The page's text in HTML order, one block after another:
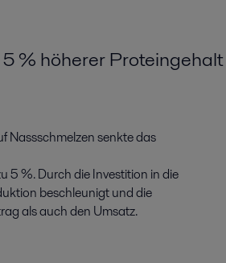
% höherer Proteingehalt
Nassschmelzen senkte das
5 %. Durch die Investition in die
beschleunigt und die
als auch den Umsatz.